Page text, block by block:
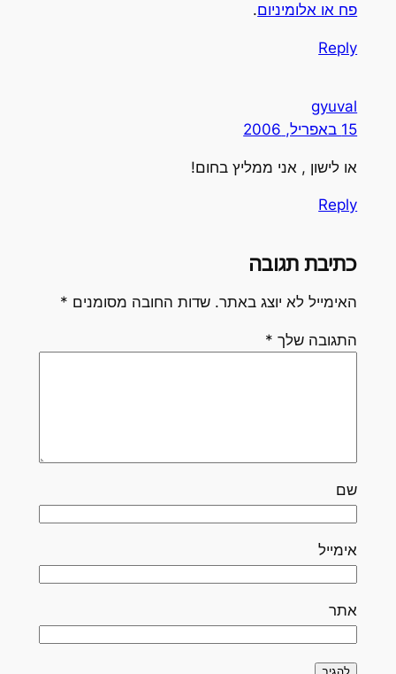
פח או אלומיניום.
Reply
gyuval
15 באפריל, 2006
או לישון , אני ממליץ בחום!
Reply
כתיבת תגובה
האימייל לא יוצג באתר. שדות החובה מסומנים *
התגובה שלך *
שם
אימייל
אתר